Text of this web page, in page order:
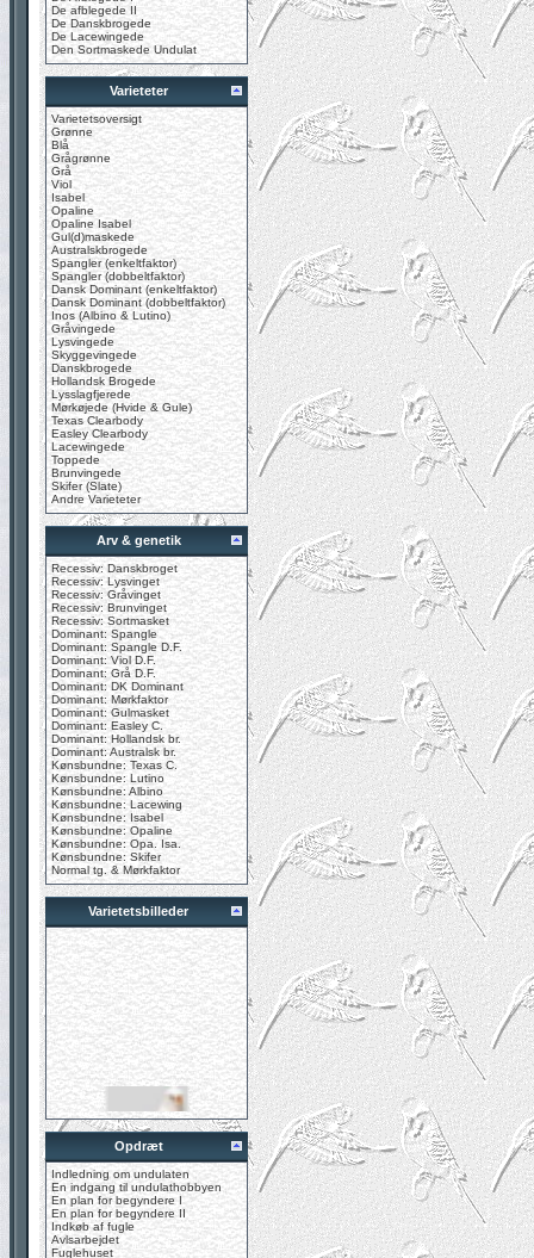
De afblegede II
De Danskbrogede
De Lacewingede
Den Sortmaskede Undulat
Varieteter
Varietetsoversigt
Grønne
Blå
Grågrønne
Grå
Viol
Isabel
Opaline
Opaline Isabel
Gul(d)maskede
Australskbrogede
Spangler (enkeltfaktor)
Spangler (dobbeltfaktor)
Dansk Dominant (enkeltfaktor)
Dansk Dominant (dobbeltfaktor)
Inos (Albino & Lutino)
Gråvingede
Lysvingede
Skyggevingede
Danskbrogede
Hollandsk Brogede
Lysslagfjerede
Mørkøjede (Hvide & Gule)
Texas Clearbody
Easley Clearbody
Lacewingede
Toppede
Brunvingede
Skifer (Slate)
Andre Varieteter
Arv & genetik
Recessiv: Danskbroget
Recessiv: Lysvinget
Recessiv: Gråvinget
Recessiv: Brunvinget
Recessiv: Sortmasket
Dominant: Spangle
Dominant: Spangle D.F.
Dominant: Viol D.F.
Dominant: Grå D.F.
Dominant: DK Dominant
Dominant: Mørkfaktor
Dominant: Gulmasket
Dominant: Easley C.
Dominant: Hollandsk br.
Dominant: Australsk br.
Kønsbundne: Texas C.
Kønsbundne: Lutino
Kønsbundne: Albino
Kønsbundne: Lacewing
Kønsbundne: Isabel
Kønsbundne: Opaline
Kønsbundne: Opa. Isa.
Kønsbundne: Skifer
Normal tg. & Mørkfaktor
Varietetsbilleder
Opdræt
Indledning om undulaten
En indgang til undulathobbyen
En plan for begyndere I
En plan for begyndere II
Indkøb af fugle
Avlsarbejdet
Fuglehuset